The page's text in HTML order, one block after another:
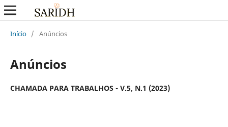
Início / Anúncios
Anúncios
CHAMADA PARA TRABALHOS - V.5, N.1 (2023)